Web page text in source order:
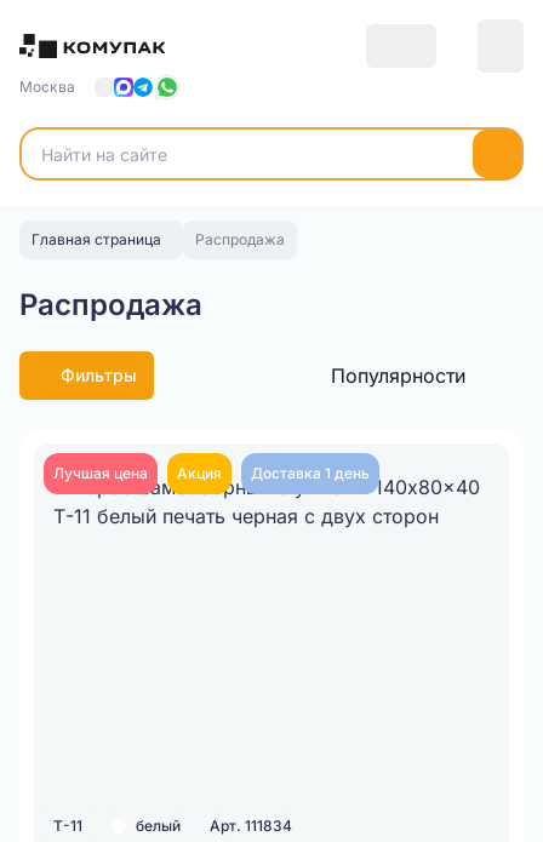
Москва
Главная страница Распродажа
Распродажа
Фильтры Популярности
Лучшая цена Акция Доставка 1 день
Т-11 белый Арт. 111834